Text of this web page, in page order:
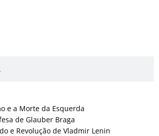
e a Morte da Esquerda
de Glauber Braga
e Revolução de Vladmir Lenin